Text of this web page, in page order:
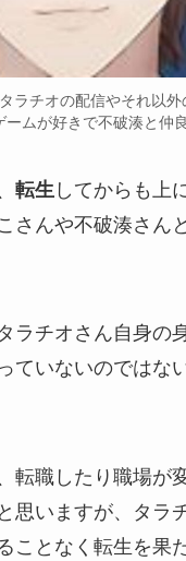
ラチオの配信やそれ以
ームが好きで不破湊と仲
転生 してからも上
さんや不破湊さん
ラチオさん自身の
ていないのではな
転職したり職場が
思いますが、タラ
ことなく転生を果